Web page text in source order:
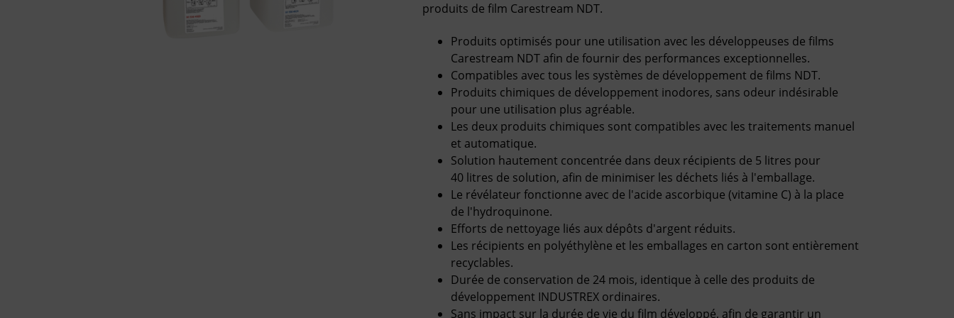
produits de film Carestream NDT.
Produits optimisés pour une utilisation avec les développeuses de films
Carestream NDT afin de fournir des performances exceptionnelles.
Compatibles avec tous les systèmes de développement de films NDT.
Produits chimiques de développement inodores, sans odeur indésirable
pour une utilisation plus agréable.
Les deux produits chimiques sont compatibles avec les traitements manuel
et automatique.
Solution hautement concentrée dans deux récipients de 5 litres pour
40 litres de solution, afin de minimiser les déchets liés à l'emballage.
Le révélateur fonctionne avec de l'acide ascorbique (vitamine C) à la place
de l'hydroquinone.
Efforts de nettoyage liés aux dépôts d'argent réduits.
Les récipients en polyéthylène et les emballages en carton sont entièrement
recyclables.
Durée de conservation de 24 mois, identique à celle des produits de
développement INDUSTREX ordinaires.
Sans impact sur la durée de vie du film développé, afin de garantir un